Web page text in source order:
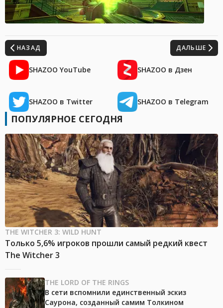
НАЗАД ДАЛЬШЕ
SHAZOO YouTube SHAZOO в Дзен
SHAZOO в Twitter SHAZOO в Telegram
ПОПУЛЯРНОЕ СЕГОДНЯ
THE WITCHER 3: WILD HUNT
Только 5,6% игроков прошли самый редкий квест
The Witcher 3
THE LORD OF THE RINGS
В сети вспомнили единственный эскиз
Саурона, созданный самим Толкином